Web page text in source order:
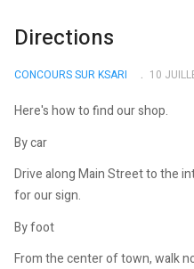
Directions
CONCOURS SUR KSARI 10
Here's how to find our shop.
By car
Drive along Main Street to the
for our sign.
By foot
From the center of town, walk